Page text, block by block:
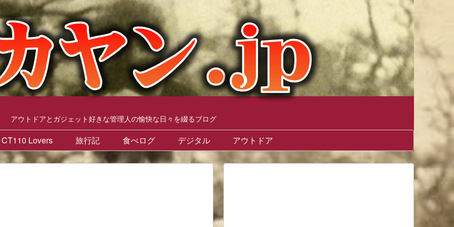
アウトドアとガジェット好きな管理人の愉快な日々を綴るブログ
CT110 Lovers 旅行記 食べログ デジタル アウトドア